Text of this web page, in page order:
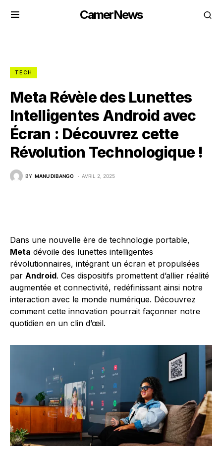
CamerNews
TECH
Meta Révèle des Lunettes
Intelligentes Android avec
Écran : Découvrez cette
Révolution Technologique !
BY MANU DIBANGO AVRIL 2, 2025
Dans une nouvelle ère de technologie portable,
Meta dévoile des lunettes intelligentes
révolutionnaires, intégrant un écran et propulsées
par Android. Ces dispositifs promettent d’allier réalité
augmentée et connectivité, redéfinissant ainsi notre
interaction avec le monde numérique. Découvrez
comment cette innovation pourrait façonner notre
quotidien en un clin d’œil.